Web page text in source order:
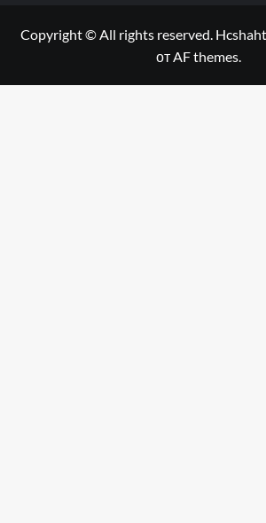
Copyright © All rights reserved.
от AF themes.